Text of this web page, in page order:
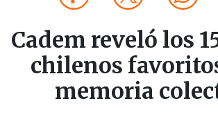
Cadem reveló los
chilenos
memoria